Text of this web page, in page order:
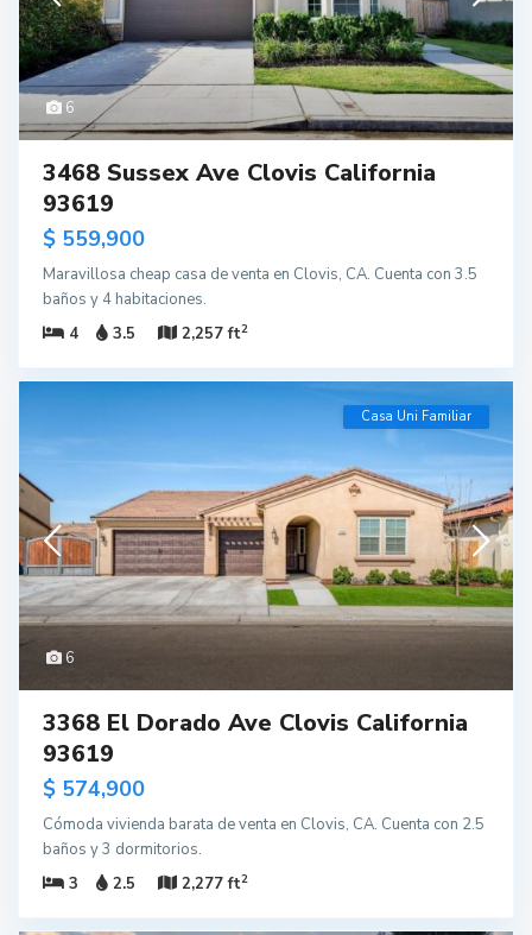
6
3468 Sussex Ave Clovis California
93619
$ 559,900
Maravillosa cheap casa de venta en Clovis, CA. Cuenta con 3.5
baños y 4 habitaciones.
4
3.5 2,257 ft2
6
Casa Uni Familiar
3368 El Dorado Ave Clovis California
93619
$ 574,900
Cómoda vivienda barata de venta en Clovis, CA. Cuenta con 2.5
baños y 3 dormitorios.
3
2.5 2,277 ft2